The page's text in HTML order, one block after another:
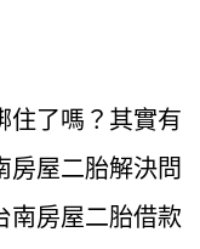
住了嗎？其實有
房屋二胎解決問
南房屋二胎借款